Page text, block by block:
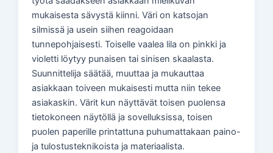
mukaisesta sävystä kiinni. Väri on katsojan
silmissä ja usein siihen reagoidaan
tunnepohjaisesti. Toiselle vaalea lila on pinkki ja
violetti löytyy punaisen tai sinisen skaalasta.
Suunnittelija säätää, muuttaa ja mukauttaa
asiakkaan toiveen mukaisesti mutta niin tekee
asiakaskin. Värit kun näyttävät toisen puolensa
tietokoneen näytöllä ja sovelluksissa, toisen
puolen paperille printattuna puhumattakaan paino-
ja tulostusteknikoista ja materiaalista.